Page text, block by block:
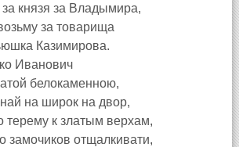
князя за Владымира,
за товарища
Казимирова.
Иванович
белокаменною,
на широк на двор,
терему к златым верхам,
замочиков отщалкивати,